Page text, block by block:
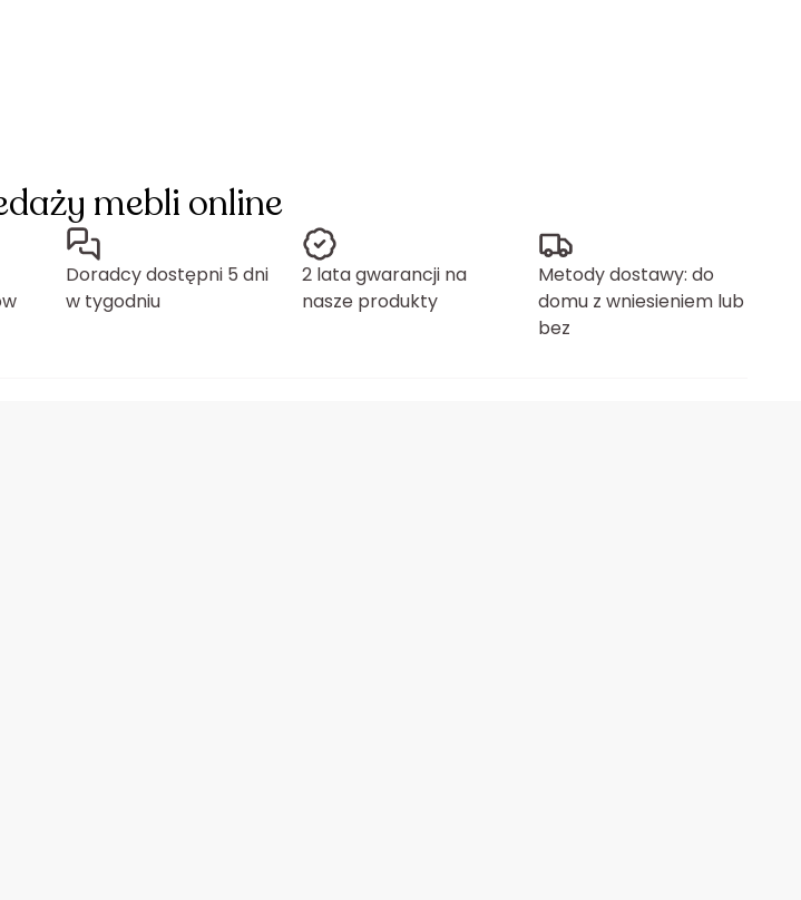
mebli online
Doradcy dostępni 5 dni
w tygodniu
2 lata gwarancji na
nasze produkty
Metody dostawy: do
domu z wniesieniem lub
bez